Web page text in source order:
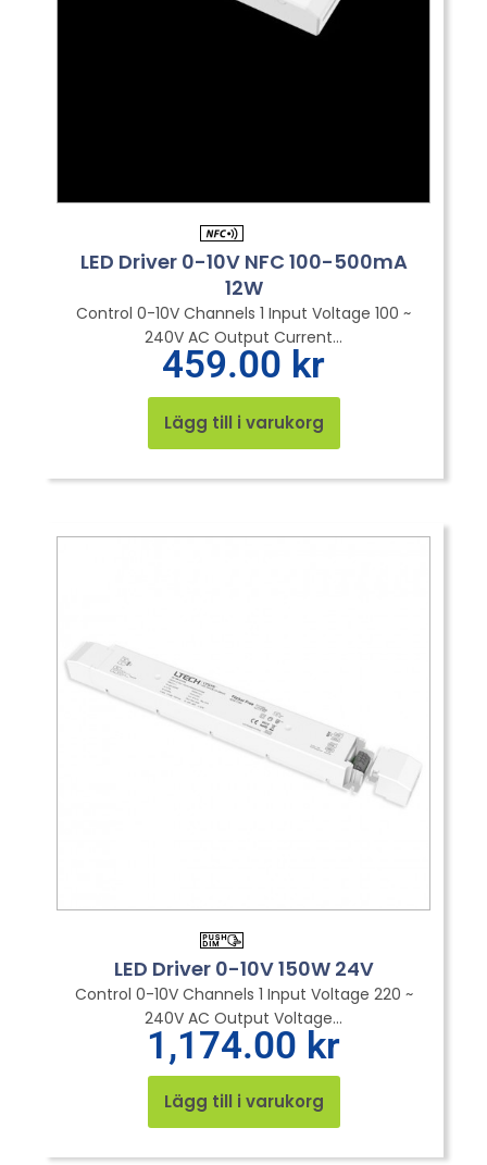
LED Driver 0-10V NFC 100-500mA
12W
Control 0-10V Channels 1 Input Voltage 100 ~
240V AC Output Current...
459.00 kr
Lägg till i varukorg
LED Driver 0-10V 150W 24V
Control 0-10V Channels 1 Input Voltage 220 ~
240V AC Output Voltage...
1,174.00 kr
Lägg till i varukorg